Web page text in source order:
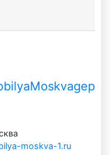
moskva-1.ru